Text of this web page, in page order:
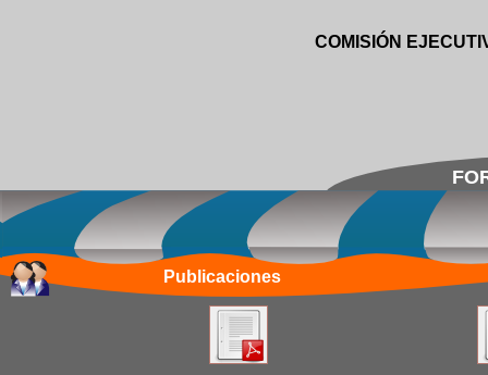
COMISIÓN
Publicaciones